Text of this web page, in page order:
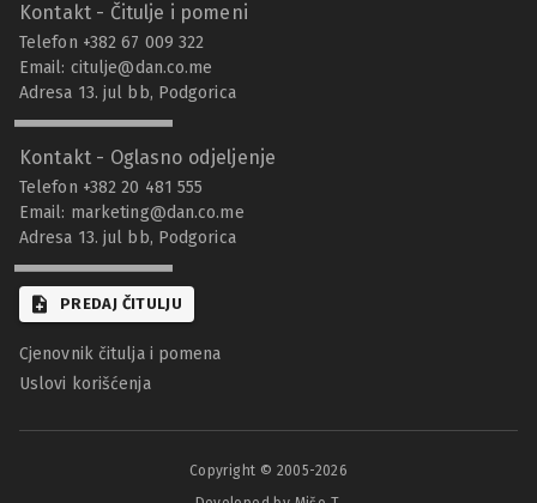
Kontakt - Čitulje i pomeni
Telefon +382 67 009 322
Email: citulje@dan.co.me
Adresa 13. jul bb, Podgorica
Kontakt - Oglasno odjeljenje
Telefon +382 20 481 555
Email: marketing@dan.co.me
Adresa 13. jul bb, Podgorica
PREDAJ ČITULJU
Cjenovnik čitulja i pomena
Uslovi korišćenja
Copyright © 2005-2026